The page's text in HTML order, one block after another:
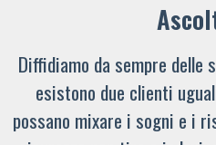
Diffidiamo da sempre delle
esistono due clienti
possano mixare i sogni e i